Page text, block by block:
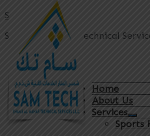
Sam Tech
Shams Al Manar Technical
Home
About Us
Services
Sports